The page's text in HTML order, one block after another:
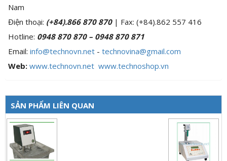
Nam
Điện thoại: (+84).866 870 870 | Fax: (+84).862 557 416
Hotline: 0948 870 870 – 0948 870 871
Email: info@technovn.net - technovina@gmail.com
Web: www.technovn.net www.technoshop.vn
SẢN PHẨM LIÊN QUAN